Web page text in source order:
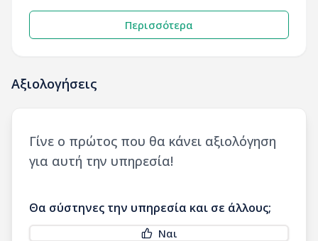
Περισσότερα
Αξιολογήσεις
Γίνε ο πρώτος που θα κάνει αξιολόγηση
για αυτή την υπηρεσία!
Θα σύστηνες την υπηρεσία και σε άλλους;
Ναι